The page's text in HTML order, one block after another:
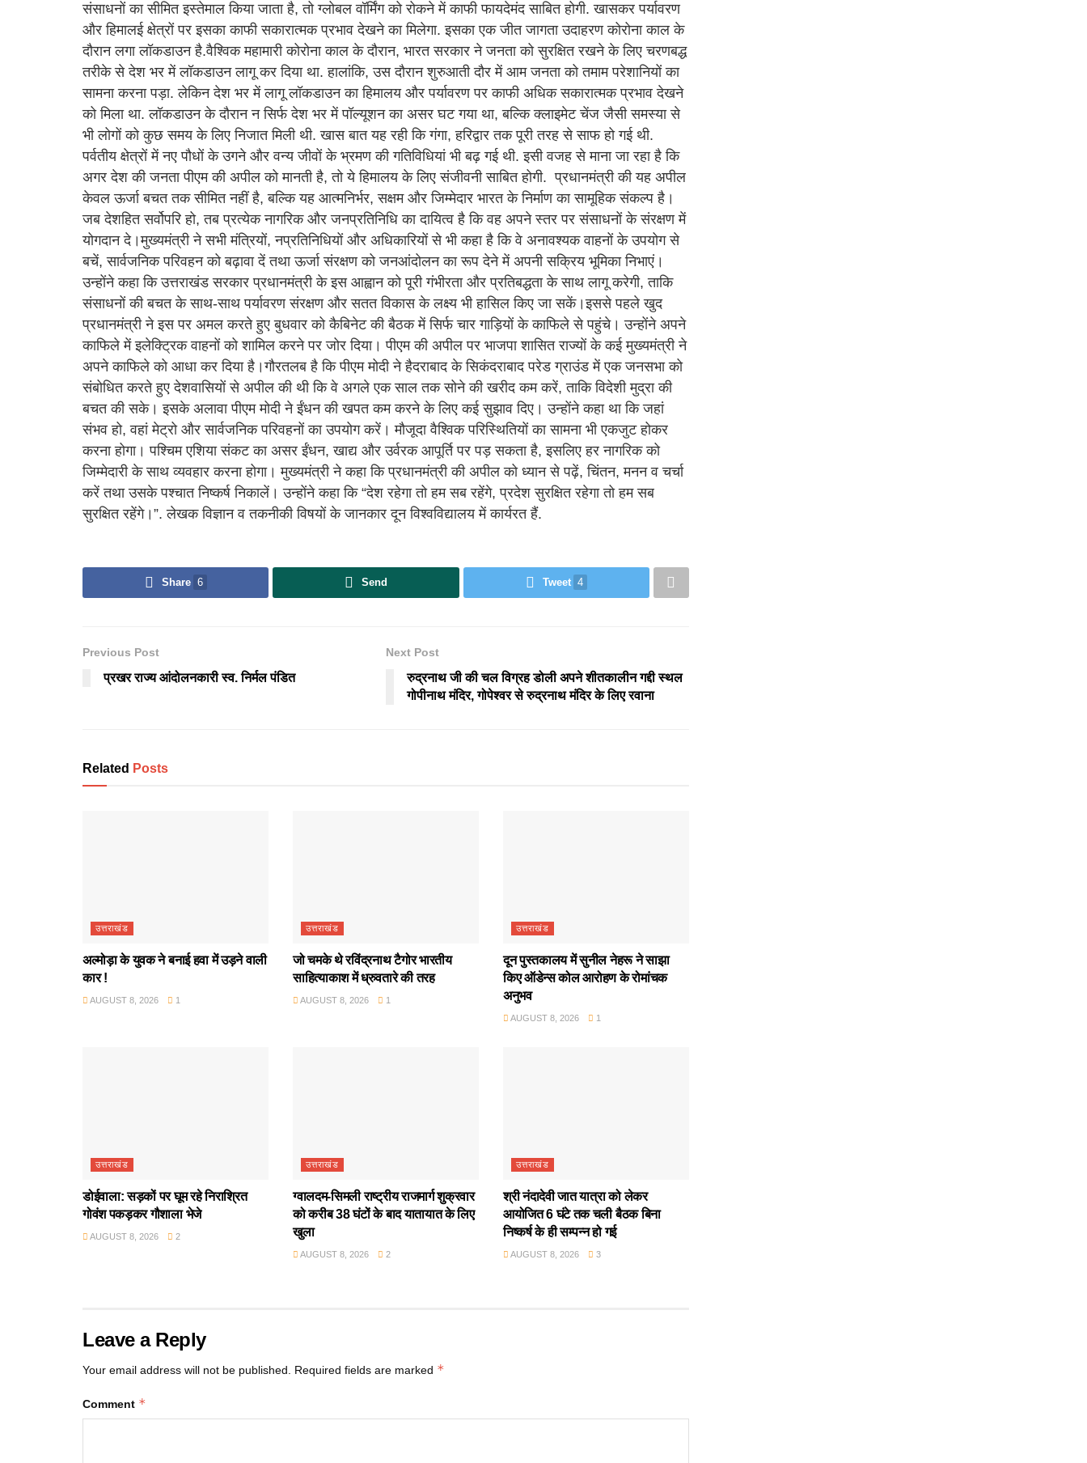
संसाधनों का सीमित इस्तेमाल किया जाता है, तो ग्लोबल वॉर्मिंग को रोकने में काफी फायदेमंद साबित होगी. खासकर पर्यावरण
और हिमालई क्षेत्रों पर इसका काफी सकारात्मक प्रभाव देखने का मिलेगा. इसका एक जीत जागता उदाहरण कोरोना काल के
दौरान लगा लॉकडाउन है.वैश्विक महामारी कोरोना काल के दौरान, भारत सरकार ने जनता को सुरक्षित रखने के लिए चरणबद्ध
तरीके से देश भर में लॉकडाउन लागू कर दिया था. हालांकि, उस दौरान शुरुआती दौर में आम जनता को तमाम परेशानियों का
सामना करना पड़ा. लेकिन देश भर में लागू लॉकडाउन का हिमालय और पर्यावरण पर काफी अधिक सकारात्मक प्रभाव देखने
को मिला था. लॉकडाउन के दौरान न सिर्फ देश भर में पॉल्यूशन का असर घट गया था, बल्कि क्लाइमेट चेंज जैसी समस्या से
भी लोगों को कुछ समय के लिए निजात मिली थी. खास बात यह रही कि गंगा, हरिद्वार तक पूरी तरह से साफ हो गई थी.
पर्वतीय क्षेत्रों में नए पौधों के उगने और वन्य जीवों के भ्रमण की गतिविधियां भी बढ़ गई थी. इसी वजह से माना जा रहा है कि
अगर देश की जनता पीएम की अपील को मानती है, तो ये हिमालय के लिए संजीवनी साबित होगी. प्रधानमंत्री की यह अपील
केवल ऊर्जा बचत तक सीमित नहीं है, बल्कि यह आत्मनिर्भर, सक्षम और जिम्मेदार भारत के निर्माण का सामूहिक संकल्प है।
जब देशहित सर्वोपरि हो, तब प्रत्येक नागरिक और जनप्रतिनिधि का दायित्व है कि वह अपने स्तर पर संसाधनों के संरक्षण में
योगदान दे।मुख्यमंत्री ने सभी मंत्रियों, नप्रतिनिधियों और अधिकारियों से भी कहा है कि वे अनावश्यक वाहनों के उपयोग से
बचें, सार्वजनिक परिवहन को बढ़ावा दें तथा ऊर्जा संरक्षण को जनआंदोलन का रूप देने में अपनी सक्रिय भूमिका निभाएं।
उन्होंने कहा कि उत्तराखंड सरकार प्रधानमंत्री के इस आह्वान को पूरी गंभीरता और प्रतिबद्धता के साथ लागू करेगी, ताकि
संसाधनों की बचत के साथ-साथ पर्यावरण संरक्षण और सतत विकास के लक्ष्य भी हासिल किए जा सकें।इससे पहले खुद
प्रधानमंत्री ने इस पर अमल करते हुए बुधवार को कैबिनेट की बैठक में सिर्फ चार गाड़ियों के काफिले से पहुंचे। उन्होंने अपने
काफिले में इलेक्ट्रिक वाहनों को शामिल करने पर जोर दिया। पीएम की अपील पर भाजपा शासित राज्यों के कई मुख्यमंत्री ने
अपने काफिले को आधा कर दिया है।गौरतलब है कि पीएम मोदी ने हैदराबाद के सिकंदराबाद परेड ग्राउंड में एक जनसभा को
संबोधित करते हुए देशवासियों से अपील की थी कि वे अगले एक साल तक सोने की खरीद कम करें, ताकि विदेशी मुद्रा की
बचत की सके। इसके अलावा पीएम मोदी ने ईंधन की खपत कम करने के लिए कई सुझाव दिए। उन्होंने कहा था कि जहां
संभव हो, वहां मेट्रो और सार्वजनिक परिवहनों का उपयोग करें। मौजूदा वैश्विक परिस्थितियों का सामना भी एकजुट होकर
करना होगा। पश्चिम एशिया संकट का असर ईंधन, खाद्य और उर्वरक आपूर्ति पर पड़ सकता है, इसलिए हर नागरिक को
जिम्मेदारी के साथ व्यवहार करना होगा। मुख्यमंत्री ने कहा कि प्रधानमंत्री की अपील को ध्यान से पढ़ें, चिंतन, मनन व चर्चा
करें तथा उसके पश्चात निष्कर्ष निकालें। उन्होंने कहा कि “देश रहेगा तो हम सब रहेंगे, प्रदेश सुरक्षित रहेगा तो हम सब
सुरक्षित रहेंगे।”. लेखक विज्ञान व तकनीकी विषयों के जानकार दून विश्वविद्यालय में कार्यरत हैं.
Share 6 Send Tweet 4
Previous Post
प्रखर राज्य आंदोलनकारी स्व. निर्मल पंडित
Next Post
रुद्रनाथ जी की चल विग्रह डोली अपने शीतकालीन गद्दी स्थल
गोपीनाथ मंदिर, गोपेश्वर से रुद्रनाथ मंदिर के लिए रवाना
Related Posts
उत्तराखंड
अल्मोड़ा के युवक ने बनाई हवा में उड़ने वाली
कार !
AUGUST 8, 2026 1
उत्तराखंड
जो चमके थे रविंद्रनाथ टैगोर भारतीय
साहित्याकाश में ध्रुवतारे की तरह
AUGUST 8, 2026 1
उत्तराखंड
दून पुस्तकालय में सुनील नेहरू ने साझा
किए ऑडेन्स कोल आरोहण के रोमांचक
अनुभव
AUGUST 8, 2026 1
उत्तराखंड
डोईवाला: सड़कों पर घूम रहे निराश्रित
गोवंश पकड़कर गौशाला भेजे
AUGUST 8, 2026 2
उत्तराखंड
ग्वालदम-सिमली राष्ट्रीय राजमार्ग शुक्रवार
को करीब 38 घंटों के बाद यातायात के लिए
खुला
AUGUST 8, 2026 2
उत्तराखंड
श्री नंदादेवी जात यात्रा को लेकर
आयोजित 6 घंटे तक चली बैठक बिना
निष्कर्ष के ही सम्पन्न हो गई
AUGUST 8, 2026 3
Leave a Reply
Your email address will not be published. Required fields are marked *
Comment *